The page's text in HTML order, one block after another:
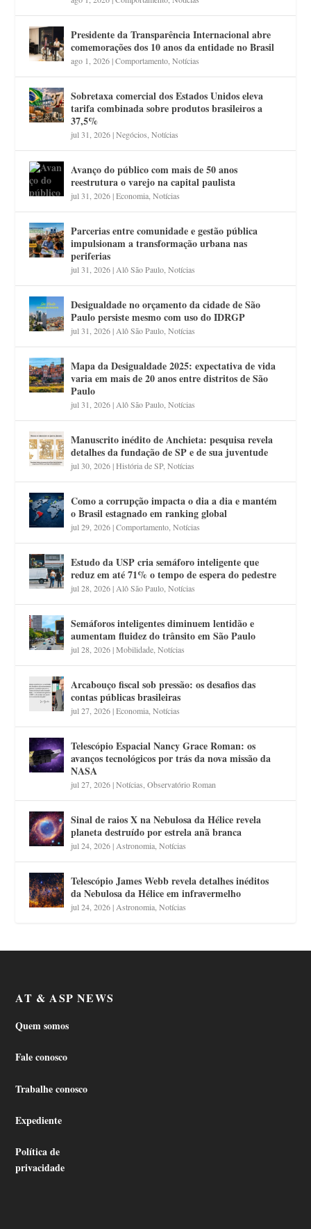
Presidente da Transparência Internacional abre
comemorações dos 10 anos da entidade no Brasil
ago 1, 2026|Comportamento ,Notícias
Sobretaxa comercial dos Estados Unidos eleva
tarifa combinada sobre produtos brasileiros a
37,5%
jul 31, 2026|Negócios ,Notícias
Avanço do público com mais de 50 anos
reestrutura o varejo na capital paulista
jul 31, 2026|Economia ,Notícias
Parcerias entre comunidade e gestão pública
impulsionam a transformação urbana nas
periferias
jul 31, 2026| Alô São Paulo ,Notícias
Desigualdade no orçamento da cidade de São
Paulo persiste mesmo com uso do IDRGP
jul 31, 2026| Alô São Paulo ,Notícias
Mapa da Desigualdade 2025: expectativa de vida
varia em mais de 20 anos entre distritos de São
Paulo
jul 31, 2026| Alô São Paulo ,Notícias
Manuscrito inédito de Anchieta: pesquisa revela
detalhes da fundação de SP e de sua juventude
jul 30, 2026|História de SP,Notícias
Como a corrupção impacta o dia a dia e mantém
o Brasil estagnado em ranking global
jul 29, 2026|Comportamento ,Notícias
Estudo da USP cria semáforo inteligente que
reduz em até 71% o tempo de espera do pedestre
jul 28, 2026| Alô São Paulo ,Notícias
Semáforos inteligentes diminuem lentidão e
aumentam fluidez do trânsito em São Paulo
jul 28, 2026|Mobilidade ,Notícias
Arcabouço fiscal sob pressão: os desafios das
contas públicas brasileiras
jul 27, 2026|Economia ,Notícias
Telescópio Espacial Nancy Grace Roman: os
avanços tecnológicos por trás da nova missão da
NASA
jul 27, 2026|Notícias ,Observatório Roman
Sinal de raios X na Nebulosa da Hélice revela
planeta destruído por estrela anã branca
jul 24, 2026| Astronomia ,Notícias
Telescópio James Webb revela detalhes inéditos
da Nebulosa da Hélice em infravermelho
jul 24, 2026| Astronomia ,Notícias
AT & ASP NEWS
Quem somos
Fale conosco
Trabalhe conosco
Expediente
Política de
privacidade